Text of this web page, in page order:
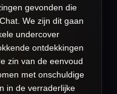
gevonden die
We zijn dit gaan
undercover
ontdekkingen
zin van de eenvoud
met onschuldige
in de verraderlijke